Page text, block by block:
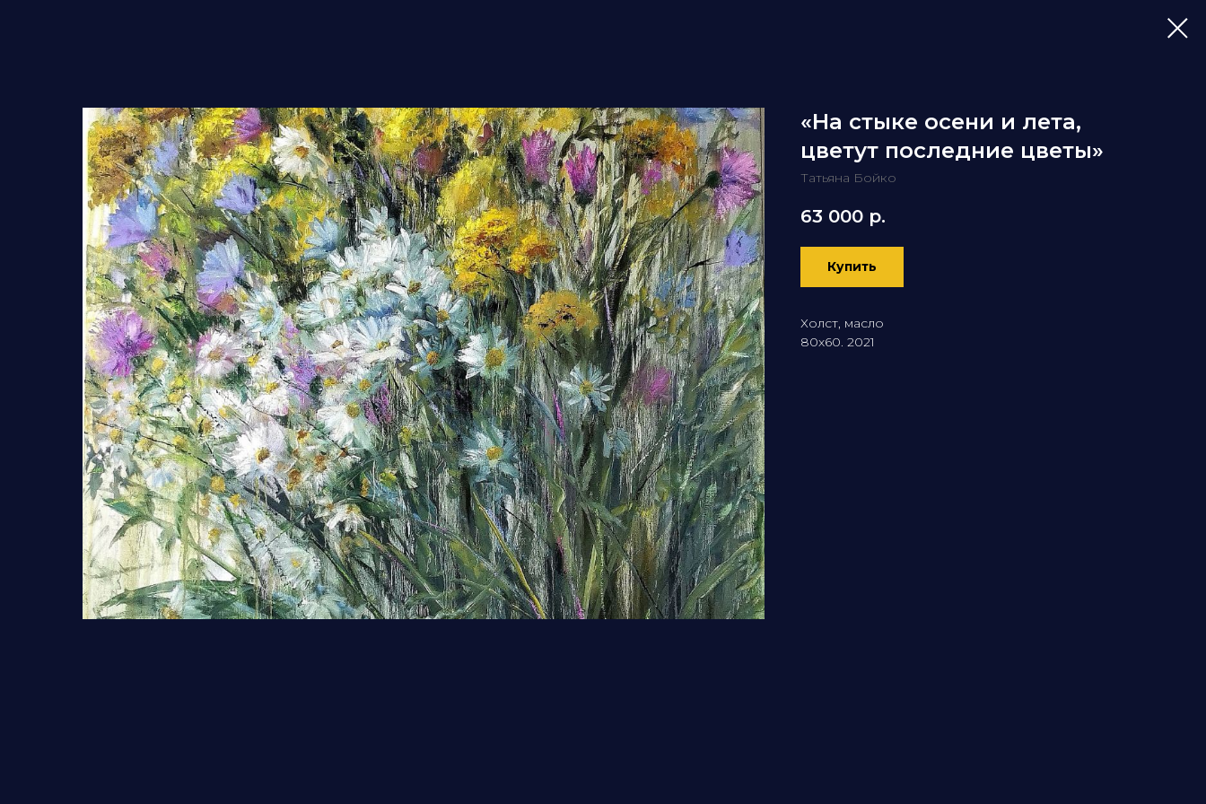
«На стыке осени и лета,
цветут последние цветы»
Татьяна Бойко
63 000 р.
Купить
Холст, масло
80х60. 2021